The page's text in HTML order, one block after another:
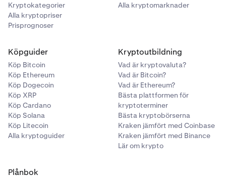
Kryptokategorier
Alla kryptopriser
Prisprognoser
Alla kryptomarknader
Köpguider
Köp Bitcoin
Köp Ethereum
Köp Dogecoin
Köp XRP
Köp Cardano
Köp Solana
Köp Litecoin
Alla kryptoguider
Kryptoutbildning
Vad är kryptovaluta?
Vad är Bitcoin?
Vad är Ethereum?
Bästa plattformen för
kryptoterminer
Bästa kryptobörserna
Kraken jämfört med Coinbase
Kraken jämfört med Binance
Lär om krypto
Plånbok